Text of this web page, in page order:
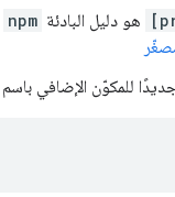
هو دليل البادئة npm
للمكوّن الإضافي باسم